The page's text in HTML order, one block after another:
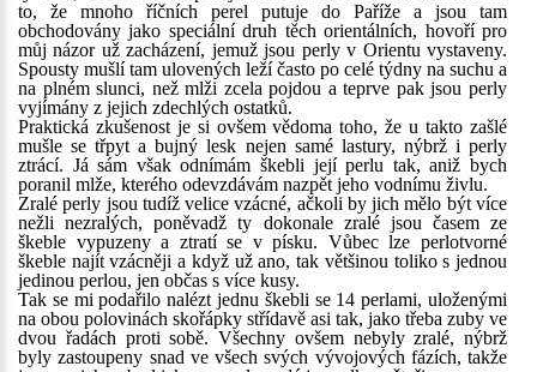
to, že mnoho říčních perel putuje do Paříže a jsou tam
obchodovány jako speciální druh těch orientálních, hovoří pro
můj názor už zacházení, jemuž jsou perly v Orientu vystaveny.
Spousty mušlí tam ulovených leží často po celé týdny na suchu a
na plném slunci, než mlži zcela pojdou a teprve pak jsou perly
vyjímány z jejich zdechlých ostatků.
Praktická zkušenost je si ovšem vědoma toho, že u takto zašlé
mušle se třpyt a bujný lesk nejen samé lastury, nýbrž i perly
ztrácí. Já sám však odnímám škebli její perlu tak, aniž bych
poranil mlže, kterého odevzdávám nazpět jeho vodnímu živlu.
Zralé perly jsou tudíž velice vzácné, ačkoli by jich mělo být více
nežli nezralých, poněvadž ty dokonale zralé jsou časem ze
škeble vypuzeny a ztratí se v písku. Vůbec lze perlotvorné
škeble najít vzácněji a když už ano, tak většinou toliko s jednou
jedinou perlou, jen občas s více kusy.
Tak se mi podařilo nalézt jednu škebli se 14 perlami, uloženými
na obou polovinách skořápky střídavě asi tak, jako třeba zuby ve
dvou řadách proti sobě. Všechny ovšem nebyly zralé, nýbrž
byly zastoupeny snad ve všech svých vývojových fázích, takže